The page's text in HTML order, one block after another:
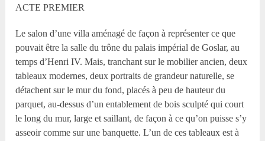
ACTE PREMIER
Le salon d’une villa aménagé de façon à représenter ce que
pouvait être la salle du trône du palais impérial de Goslar, au
temps d’Henri IV. Mais, tranchant sur le mobilier ancien, deux
tableaux modernes, deux portraits de grandeur naturelle, se
détachent sur le mur du fond, placés à peu de hauteur du
parquet, au-dessus d’un entablement de bois sculpté qui court
le long du mur, large et saillant, de façon à ce qu’on puisse s’y
asseoir comme sur une banquette. L’un de ces tableaux est à